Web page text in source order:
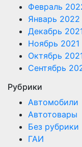
Февраль
Январь 2022
Декабрь
Ноябрь 2021
Октябрь
Сентябрь
Рубрики
Автомобили
Автотовары
Без рубрики
ГАИ